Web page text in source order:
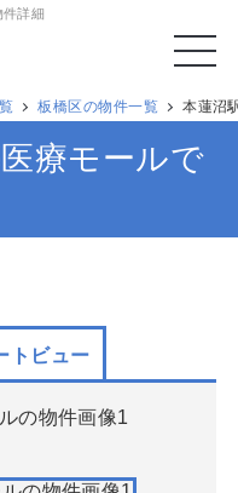
詳細
板橋区の物件一覧 本蓮沼
療モールで
トビュー